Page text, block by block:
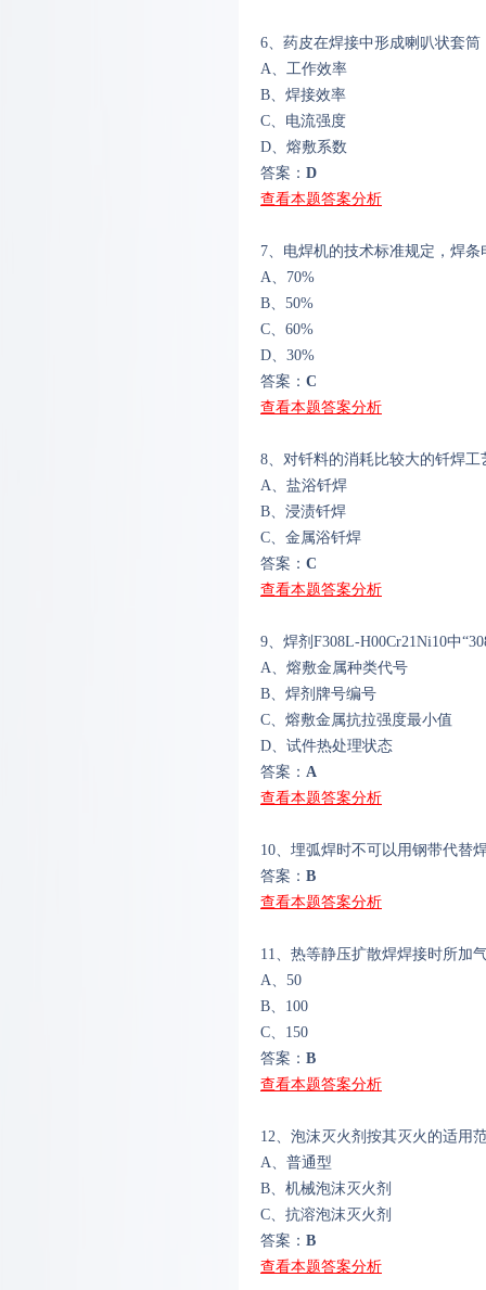
6、药皮在焊接中形成喇叭状套
A、工作效率
B、焊接效率
C、电流强度
D、熔敷系数
答案： D
查看本题答案分析
7、电焊机的技术标准规定，焊
A、70%
B、50%
C、60%
D、30%
答案： C
查看本题答案分析
8、对钎料的消耗比较大的钎焊工
A、盐浴钎焊
B、浸渍钎焊
C、金属浴钎焊
答案： C
查看本题答案分析
9、焊剂F308L-H00Cr21Ni10中
A、熔敷金属种类代号
B、焊剂牌号编号
C、熔敷金属抗拉强度最小值
D、试件热处理状态
答案： A
查看本题答案分析
10、埋弧焊时不可以用钢带代替
答案： B
查看本题答案分析
11、热等静压扩散焊焊接时所加
A、50
B、100
C、150
答案： B
查看本题答案分析
12、泡沫灭火剂按其灭火的适用
A、普通型
B、机械泡沫灭火剂
C、抗溶泡沫灭火剂
答案： B
查看本题答案分析